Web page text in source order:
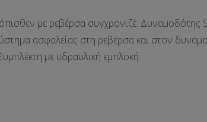
με ρεβέρσα συγχρονιζέ.
ασφαλείας στη ρεβέρσα και στον
με υδραυλική εμπλοκή.